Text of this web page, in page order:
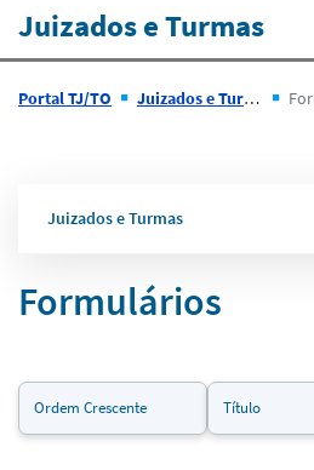
Juizados e Turmas
Portal TJ/TO Juizados e Turmas
Juizados e Turmas
Formulários